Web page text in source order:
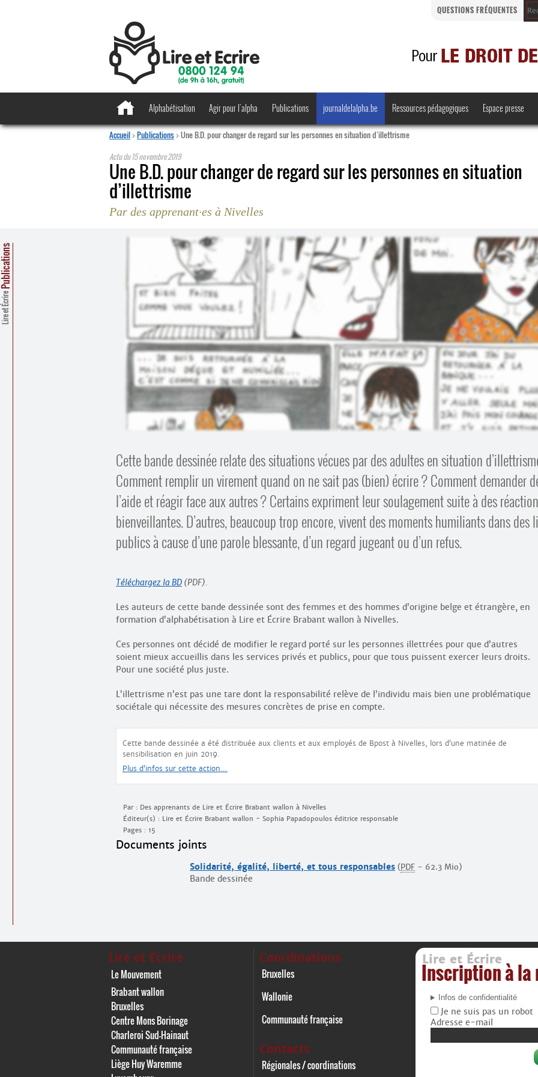
QUESTIONS FRÉQUENTES
Alphabétisation Agir pour l’alpha Publications journaldelalpha.be Ressources pédagogiques Espace presse
Accueil>Publications>Une B.D. pour changer de regard sur les personnes en situation d’illettrisme
Actu du15 novembre 2019
Une B.D. pour changer de regard sur les personnes en situation
d’illettrisme
Par des apprenant·es à Nivelles
Lire et Écrire
Cette bande dessinée relate des situations vécues par des adultes en situation
Comment remplir un virement quand on ne sait pas (bien) écrire ? Comment demander
l’aide et réagir face aux autres ? Certains expriment leur soulagement suite à des
bienveillantes. D’autres, beaucoup trop encore, vivent des moments humiliants dans des
publics à cause d’une parole blessante, d’un regard jugeant ou d’un refus.
Téléchargez la BD (PDF).
Les auteurs de cette bande dessinée sont des femmes et des hommes d’origine belge et étrangère, en
formation d’alphabétisation à Lire et Écrire Brabant wallon à Nivelles.
Ces personnes ont décidé de modifier le regard porté sur les personnes illettrées pour que d’autres
soient mieux accueillis dans les services privés et publics, pour que tous puissent exercer leurs droits.
Pour une société plus juste.
L’illettrisme n’est pas une tare dont la responsabilité relève de l’individu mais bien une problématique
sociétale qui nécessite des mesures concrètes de prise en compte.
Cette bande dessinée a été distribuée aux clients et aux employés de Bpost à Nivelles, lors d’une matinée de
sensibilisation en juin 2019.
Plus d’infos sur cette action…
Par : Des apprenants de Lire et Écrire Brabant wallon à Nivelles
Éditeur(s) : Lire et Écrire Brabant wallon - Sophia Papadopoulos éditrice responsable
Pages : 15
Documents joints
Solidarité, égalité, liberté, et tous responsables ( PDF - 62.3 Mio)
Bande dessinée
Lire et Écrire
Le Mouvement
Brabant wallon
Bruxelles
Centre Mons Borinage
Charleroi Sud-Hainaut
Communauté française
Liège Huy Waremme
Coordinations
Bruxelles
Wallonie
Communauté française
Contacts
Régionales / coordinations
Lire et Écrire
Inscription à la
Infos de confidentialité
Je ne suis pas un robot
Adresse e-mail